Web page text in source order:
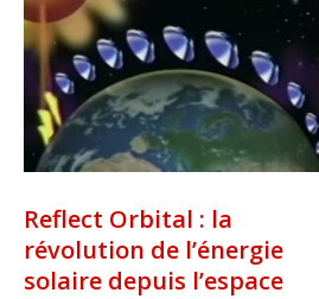
Reflect Orbital : la
révolution de l’énergie
solaire depuis l’espace